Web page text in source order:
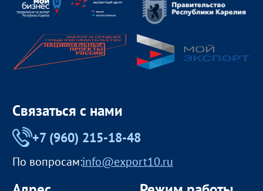
Связаться с нами
+7 (960) 215-18-48
По вопросам:info@export10.ru